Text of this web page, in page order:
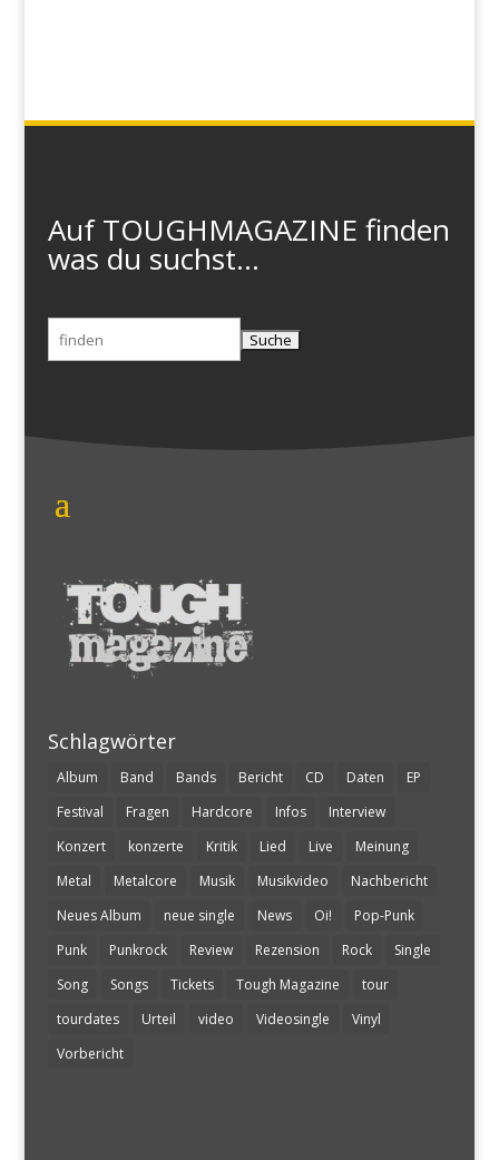
Auf TOUGHMAGAZINE finden
was du suchst...
Suchen
nach:
Schlagwörter
Album Band Bands Bericht CD Daten
EP
Festival
Fragen Hardcore Infos
Interview
Konzert
konzerte Kritik Lied Live
Meinung
Metal
Metalcore Musik Musikvideo
Nachbericht
Neues Album
neue single News Oi!
Pop-Punk
Punk
Punkrock Review Rezension Rock
Single
Song
Songs Tickets Tough Magazine
tour
tourdates
Urteil video Videosingle
Vinyl
Vorbericht